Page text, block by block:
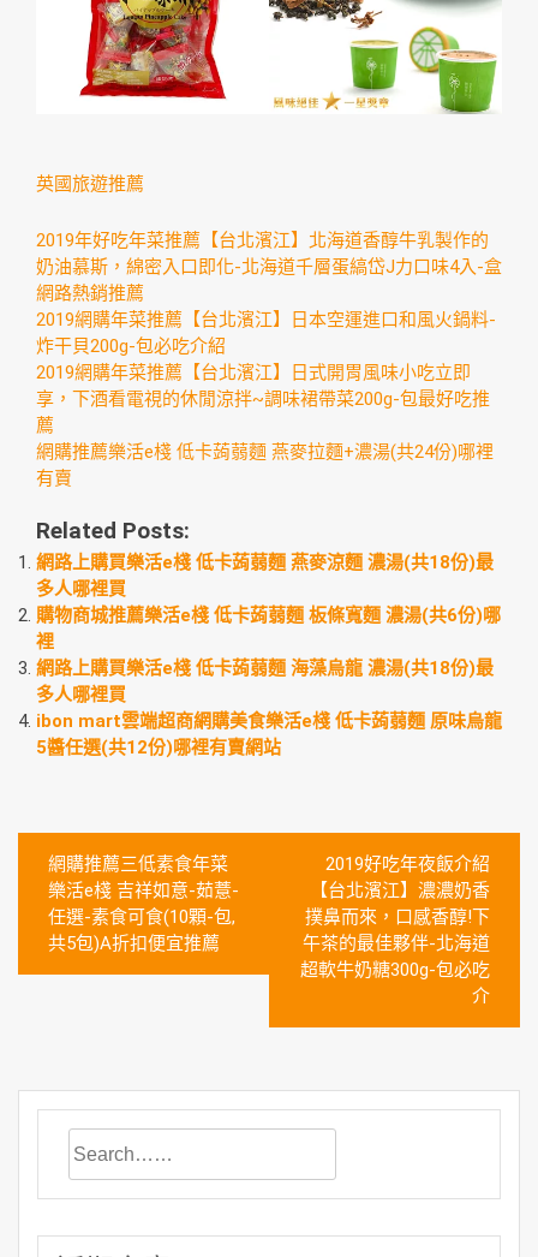
英國旅遊推薦
2019年好吃年菜推薦【台北濱江】北海道香醇牛乳製作的
奶油慕斯，綿密入口即化-北海道千層蛋縞岱J力口味4入-盒
網路熱銷推薦
2019網購年菜推薦【台北濱江】日本空運進口和風火鍋料-
炸干貝200g-包必吃介紹
2019網購年菜推薦【台北濱江】日式開胃風味小吃立即
享，下酒看電視的休閒涼拌~調味裙帶菜200g-包最好吃推
薦
網購推薦樂活e棧 低卡蒟蒻麵 燕麥拉麵+濃湯(共24份)哪裡
有賣
Related Posts:
網路上購買樂活e棧 低卡蒟蒻麵 燕麥涼麵 濃湯(共18份)最
多人哪裡買
購物商城推薦樂活e棧 低卡蒟蒻麵 板條寬麵 濃湯(共6份)哪
裡
網路上購買樂活e棧 低卡蒟蒻麵 海藻烏龍 濃湯(共18份)最
多人哪裡買
ibon mart雲端超商網購美食樂活e棧 低卡蒟蒻麵 原味烏龍
5醬任選(共12份)哪裡有賣網站
文
章
導
覽
網購推薦三低素食年菜
樂活e棧 吉祥如意-茹薏-
任選-素食可食(10顆-包,
共5包)A折扣便宜推薦
2019好吃年夜飯介紹
【台北濱江】濃濃奶香
撲鼻而來，口感香醇!下
午茶的最佳夥伴-北海道
超軟牛奶糖300g-包必吃
介